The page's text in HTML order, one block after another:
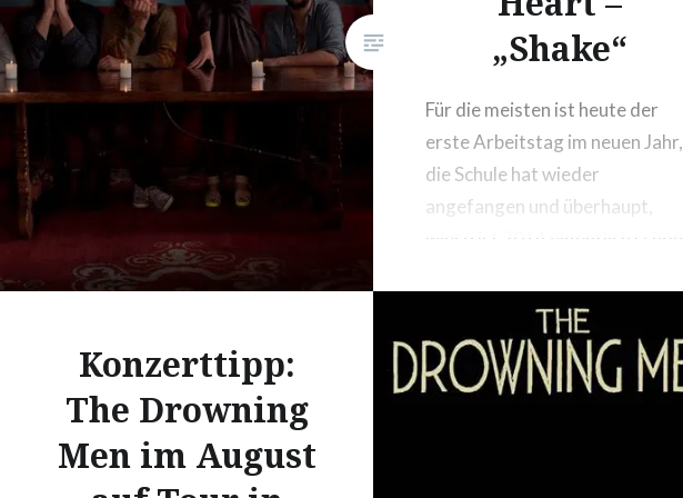
„Shake“
Für die meisten ist heute der
erste Arbeitstag im neuen Jahr,
die Schule hat wieder
angefangen und überhaupt,
wieso ist 2014 eigentlich schon
heute gut in die Woche zu
starten, habe ich Euch den
schönen Gute-Laune-Song
„Shake“ von The Head and the
Konzerttipp:
The Drowning
Men im August